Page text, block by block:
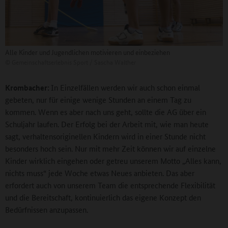
Krombacher: In Einzelfällen werden wir auch schon einmal
gebeten, nur für einige wenige Stunden an einem Tag zu
kommen. Wenn es aber nach uns geht, sollte die AG über ein
Schuljahr laufen. Der Erfolg bei der Arbeit mit, wie man heute
sagt, verhaltensoriginellen Kindern wird in einer Stunde nicht
besonders hoch sein. Nur mit mehr Zeit können wir auf einzelne
Kinder wirklich eingehen oder getreu unserem Motto „Alles kann,
nichts muss“ jede Woche etwas Neues anbieten. Das aber
erfordert auch von unserem Team die entsprechende Flexibilität
und die Bereitschaft, kontinuierlich das eigene Konzept den
Bedürfnissen anzupassen.